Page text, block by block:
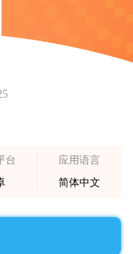
台
应用语言
简体中文